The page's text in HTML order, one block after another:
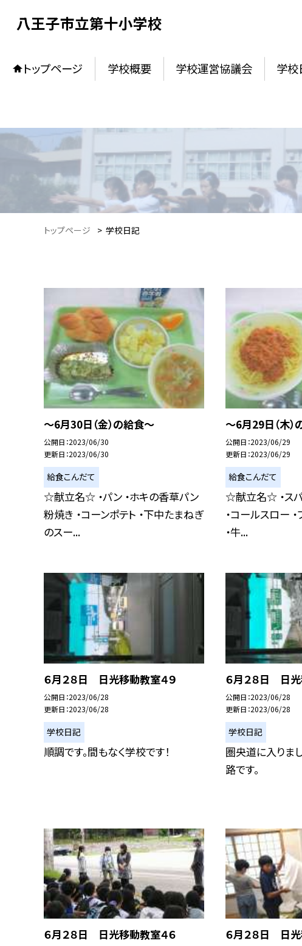
八王子市立第十小学校
トップページ 学校概要 学校運営協議会 学校
トップページ > 学校日記
〜6月30日（金）の給食〜
公開日 2023/06/30
更新日 2023/06/30
給食こんだて
☆献立名☆ ・パン ・ホキの香草パン
粉焼き ・コーンポテト ・下中たまねぎ
のスー...
〜6月29日（木）
公開日 2023/06/29
更新日 2023/06/29
給食こんだて
☆献立名☆ ・スパ
・コールスロー
・牛...
６月２８日 日光移動教室４９
公開日 2023/06/28
更新日 2023/06/28
学校日記
順調です。間もなく学校です！
６月２８日 日光
公開日 2023/06/28
更新日 2023/06/28
学校日記
圏央道に入りま
路です。
６月２８日 日光移動教室４６ ６月２８日 日光